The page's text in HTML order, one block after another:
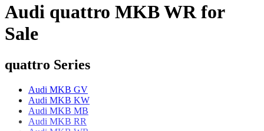
Audi quattro MKB WR for
Sale
quattro Series
Audi MKB GV
Audi MKB KW
Audi MKB MB
Audi MKB RR